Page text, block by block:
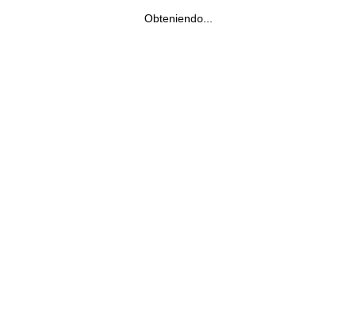
Obteniendo...